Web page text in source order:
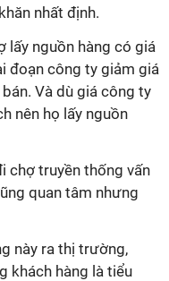
nhất định.
lấy nguồn hàng có giá
đoạn công ty giảm giá
Và dù giá công ty
nên họ lấy nguồn
chợ truyền thống vấn
quan tâm nhưng
này ra thị trường,
khách hàng là tiểu